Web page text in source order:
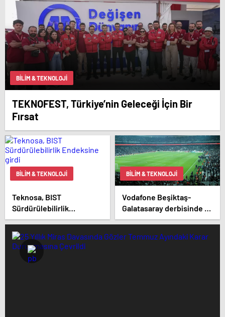
BILIM & TEKNOLOJI
TEKNOFEST, Türkiye’nin Geleceği İçin Bir
Fırsat
BILIM & TEKNOLOJI
Teknosa, BIST
Sürdürülebilirlik
Endeksine girdi
BILIM & TEKNOLOJI
Vodafone Beşiktaş-
Galatasaray derbisinde 5G
deneyimi sunacak